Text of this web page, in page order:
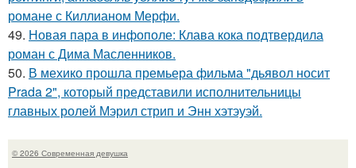
романе с Киллианом Мерфи.
49. Новая пара в инфополе: Клава кока подтвердила
роман с Дима Масленников.
50. В мехико прошла премьера фильма "дьявол носит
Prada 2", который представили исполнительницы
главных ролей Мэрил стрип и Энн хэтэуэй.
© 2026 Современная девушка